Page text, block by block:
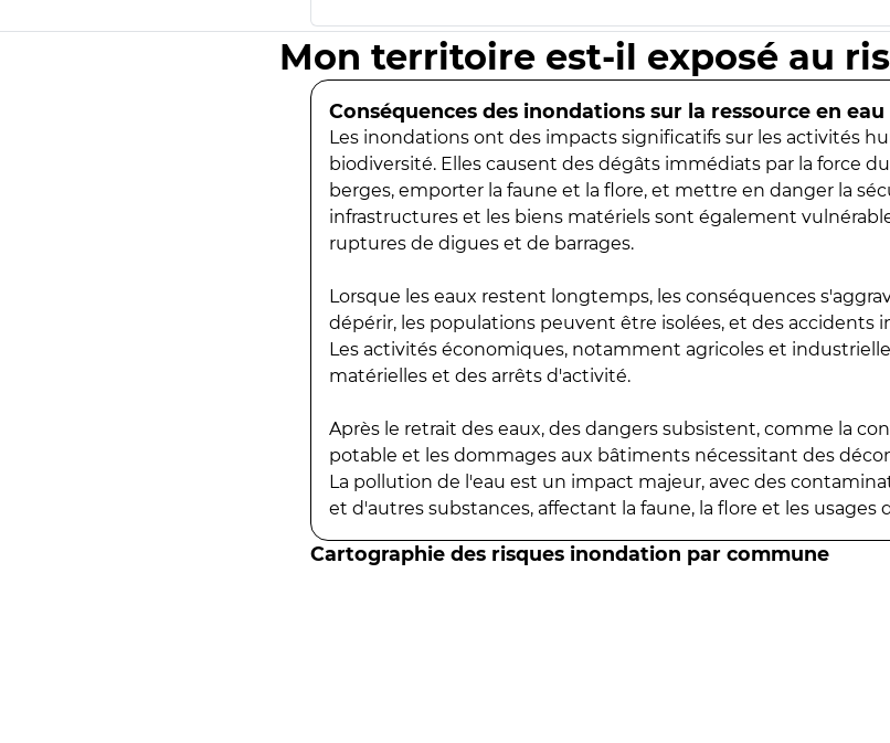
Mon territoire est-il exposé au
Conséquences des inondations sur la ressource en eau
Les inondations ont des impacts significatifs sur les activités
biodiversité. Elles causent des dégâts immédiats par la force
berges, emporter la faune et la flore, et mettre en danger la
infrastructures et les biens matériels sont également
ruptures de digues et de barrages.
Lorsque les eaux restent longtemps, les conséquences
dépérir, les populations peuvent être isolées, et des accidents
Les activités économiques, notamment agricoles et
matérielles et des arrêts d'activité.
Après le retrait des eaux, des dangers subsistent, comme la
potable et les dommages aux bâtiments nécessitant des
La pollution de l'eau est un impact majeur, avec des
et d'autres substances, affectant la faune, la flore et les usages
Cartographie des risques inondation par commune